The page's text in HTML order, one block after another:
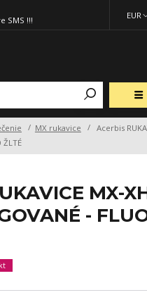
EUR
SMS !!!
MX rukavice
Acerbis
ŽLTÉ
MX-
-